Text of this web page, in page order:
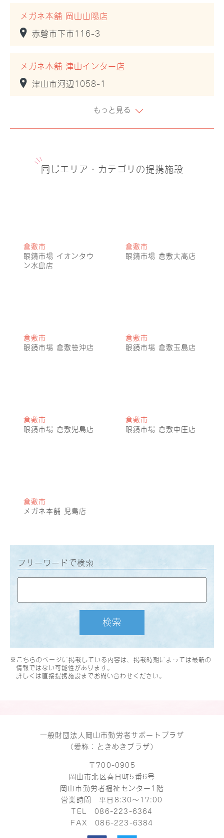
メガネ本舗 岡山山陽店
赤磐市下市116-3
メガネ本舗 津山インター店
津山市河辺1058-1
もっと見る
同じエリア・カテゴリの提携施設
倉敷市
眼鏡市場 イオンタウ
ン水島店
倉敷市
眼鏡市場 倉敷大高店
倉敷市
眼鏡市場 倉敷笹沖店
倉敷市
眼鏡市場 倉敷玉島店
倉敷市
眼鏡市場 倉敷児島店
倉敷市
眼鏡市場 倉敷中庄店
倉敷市
メガネ本舗 児島店
フリーワードで検索
検索
※こちらのページに掲載している内容は、掲載時期によっては最新の
情報ではない可能性があります。
詳しくは直接提携施設までお問い合わせください。
一般財団法人岡山市勤労者サポートプラザ
（愛称：ときめきプラザ）
〒700-0905
岡山市北区春日町5番6号
岡山市勤労者福祉センター1階
営業時間 平日8:30～17:00
TEL086-223-6364
FAX 086-223-6384